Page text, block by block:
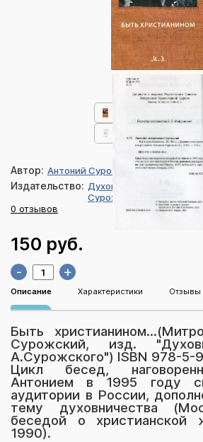
Автор: Антоний Сурожский
Издательство: Духовное наследие
Сурожского
0 отзывов
150 руб.
- +
Описание Характеристики Отзывы
Быть
Сурожский, изд.
А.Сурожского") ISBN 978-
Цикл бесед,
Антонием в 1995 году
аудитории в России,
тему духовничества
беседой о христианской
1990).